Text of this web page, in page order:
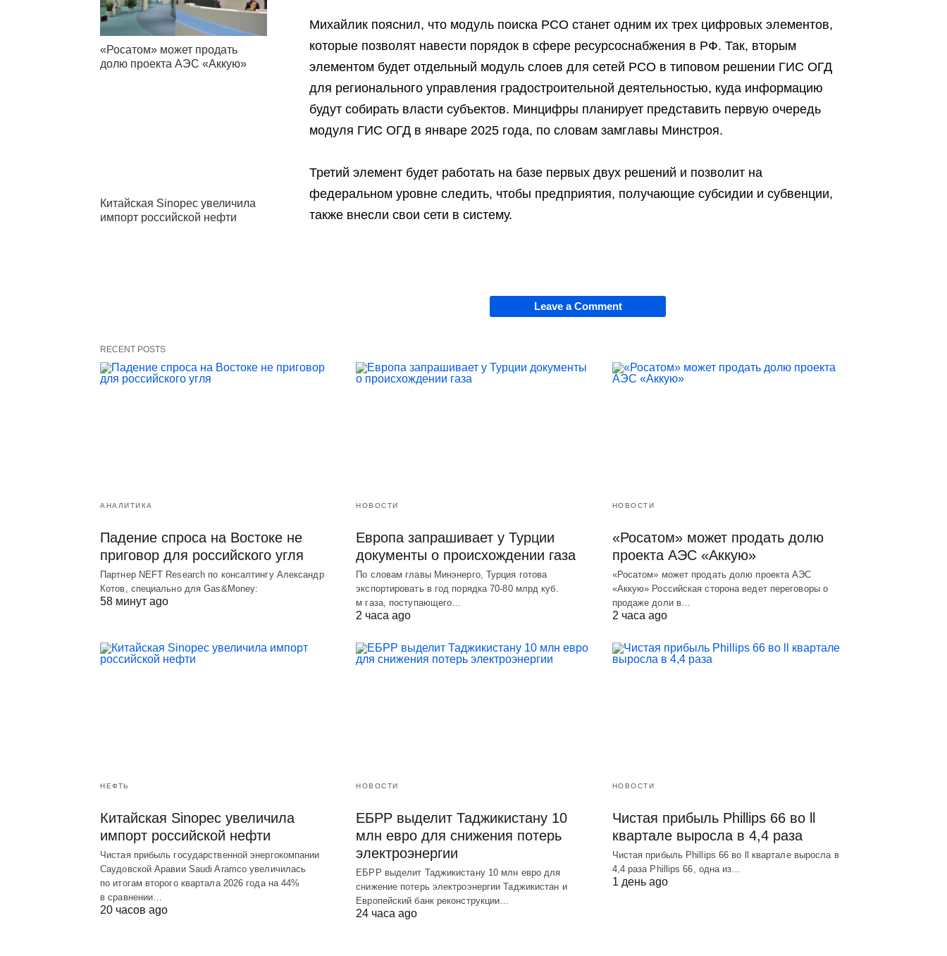
Михайлик пояснил, что модуль поиска РСО станет одним их трех цифровых элементов,
которые позволят навести порядок в сфере ресурсоснабжения в РФ. Так, вторым
элементом будет отдельный модуль слоев для сетей РСО в типовом решении ГИС ОГД
для регионального управления градостроительной деятельностью, куда информацию
будут собирать власти субъектов. Минцифры планирует представить первую очередь
модуля ГИС ОГД в январе 2025 года, по словам замглавы Минстроя.
Третий элемент будет работать на базе первых двух решений и позволит на
федеральном уровне следить, чтобы предприятия, получающие субсидии и субвенции,
также внесли свои сети в систему.
Leave a Comment
«Росатом» может продать
долю проекта АЭС «Аккую»
Китайская Sinopec увеличила
импорт российской нефти
RECENT POSTS
АНАЛИТИКА
Падение спроса на Востоке не
приговор для российского угля
Партнер NEFT Research по консалтингу Александр
Котов, специально для Gas&Money:
58 минут ago
НОВОСТИ
Европа запрашивает у Турции
документы о происхождении газа
По словам главы Минэнерго, Турция готова
экспортировать в год порядка 70-80 млрд куб.
м газа, поступающего…
2 часа ago
НОВОСТИ
«Росатом» может продать долю
проекта АЭС «Аккую»
«Росатом» может продать долю проекта АЭС
«Аккую» Российская сторона ведет переговоры о
продаже доли в…
2 часа ago
НЕФТЬ
Китайская Sinopec увеличила
импорт российской нефти
Чистая прибыль государственной энергокомпании
Саудовской Аравии Saudi Aramco увеличилась
по итогам второго квартала 2026 года на 44%
в сравнении…
20 часов ago
НОВОСТИ
ЕБРР выделит Таджикистану 10
млн евро для снижения потерь
электроэнергии
ЕБРР выделит Таджикистану 10 млн евро для
снижение потерь электроэнергии Таджикистан и
Европейский банк реконструкции…
24 часа ago
НОВОСТИ
Чистая прибыль Phillips 66 во ll
квартале выросла в 4,4 раза
Чистая прибыль Phillips 66 во ll квартале выросла в
4,4 раза Phillips 66, одна из…
1 день ago